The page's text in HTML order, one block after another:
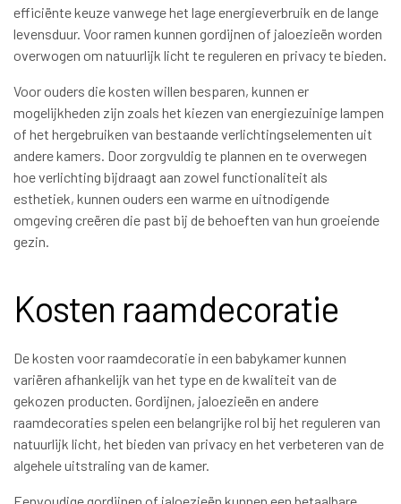
efficiënte keuze vanwege het lage energieverbruik en de lange
levensduur. Voor ramen kunnen gordijnen of jaloezieën worden
overwogen om natuurlijk licht te reguleren en privacy te bieden.
Voor ouders die kosten willen besparen, kunnen er
mogelijkheden zijn zoals het kiezen van energiezuinige lampen
of het hergebruiken van bestaande verlichtingselementen uit
andere kamers. Door zorgvuldig te plannen en te overwegen
hoe verlichting bijdraagt aan zowel functionaliteit als
esthetiek, kunnen ouders een warme en uitnodigende
omgeving creëren die past bij de behoeften van hun groeiende
gezin.
Kosten raamdecoratie
De kosten voor raamdecoratie in een babykamer kunnen
variëren afhankelijk van het type en de kwaliteit van de
gekozen producten. Gordijnen, jaloezieën en andere
raamdecoraties spelen een belangrijke rol bij het reguleren van
natuurlijk licht, het bieden van privacy en het verbeteren van de
algehele uitstraling van de kamer.
Eenvoudige gordijnen of jaloezieën kunnen een betaalbare